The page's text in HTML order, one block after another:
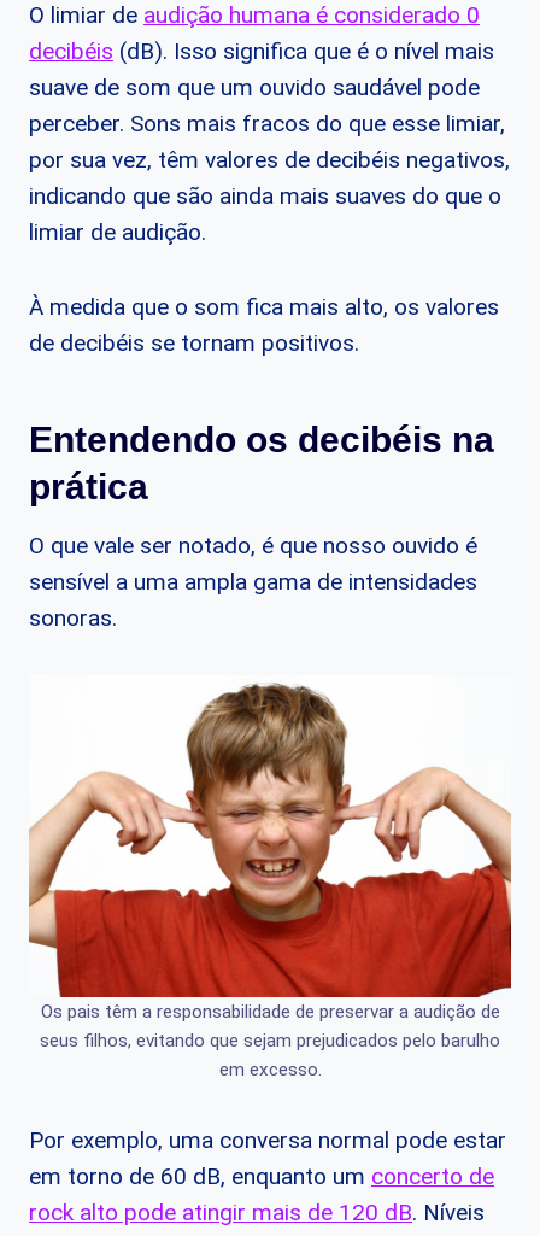
O limiar de audição humana é considerado 0
decibéis (dB). Isso significa que é o nível mais
suave de som que um ouvido saudável pode
perceber. Sons mais fracos do que esse limiar,
por sua vez, têm valores de decibéis negativos,
indicando que são ainda mais suaves do que o
limiar de audição.
À medida que o som fica mais alto, os valores
de decibéis se tornam positivos.
Entendendo os decibéis na
prática
O que vale ser notado, é que nosso ouvido é
sensível a uma ampla gama de intensidades
sonoras.
Os pais têm a responsabilidade de preservar a audição de
seus filhos, evitando que sejam prejudicados pelo barulho
em excesso.
Por exemplo, uma conversa normal pode estar
em torno de 60 dB, enquanto um concerto de
rock alto pode atingir mais de 120 dB. Níveis